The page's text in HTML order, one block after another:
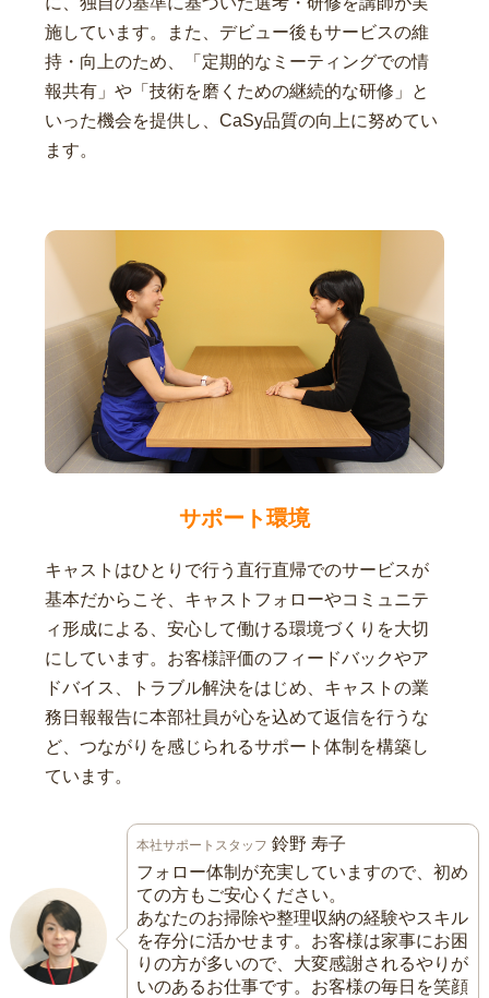
施しています。また、デビュー後もサービスの維
持・向上のため、「定期的なミーティングでの情
報共有」や「技術を磨くための継続的な研修」と
いった機会を提供し、CaSy品質の向上に努めてい
ます。
サポート環境
キャストはひとりで行う直行直帰でのサービスが
基本だからこそ、キャストフォローやコミュニテ
ィ形成による、安心して働ける環境づくりを大切
にしています。お客様評価のフィードバックやア
ドバイス、トラブル解決をはじめ、キャストの業
務日報報告に本部社員が心を込めて返信を行うな
ど、つながりを感じられるサポート体制を構築し
ています。
本社サポートスタッフ 鈴野 寿子
フォロー体制が充実していますので、初め
ての方もご安心ください。
あなたのお掃除や整理収納の経験やスキル
を存分に活かせます。お客様は家事にお困
りの方が多いので、大変感謝されるやりが
いのあるお仕事です。お客様の毎日を笑顔